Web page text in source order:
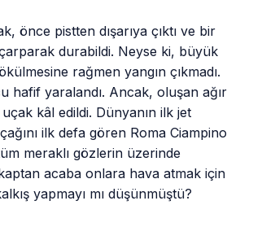
önce pistten dışarıya çıktı ve bir
çarparak durabildi. Neyse ki, büyük
rağmen yangın çıkmadı.
hafif yaralandı. Ancak, oluşan ağır
kâl edildi. Dünyanın ilk jet
ilk defa gören Roma Ciampino
meraklı gözlerin üzerinde
acaba onlara hava atmak için
yapmayı mı düşünmüştü?